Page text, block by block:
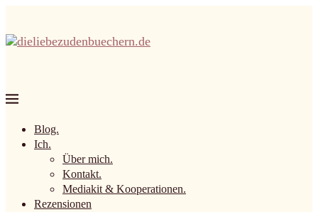
Blog.
Ich.
Über mich.
Kontakt.
Mediakit & Kooperationen.
Rezensionen